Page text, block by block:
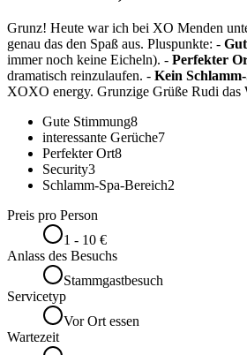
Grunz! Heute war ich bei XO Menden
genau das den Spaß aus. Pluspunkte: -
immer noch keine Eicheln). - Perfekter
dramatisch reinzulaufen. - Kein
XOXO energy. Grunzige Grüße Rudi
Gute Stimmung8
interessante Gerüche7
Perfekter Ort8
Security3
Schlamm-Spa-Bereich2
Preis pro Person
1 - 10 €
Anlass des Besuchs
Stammgastbesuch
Servicetyp
Vor Ort essen
Wartezeit